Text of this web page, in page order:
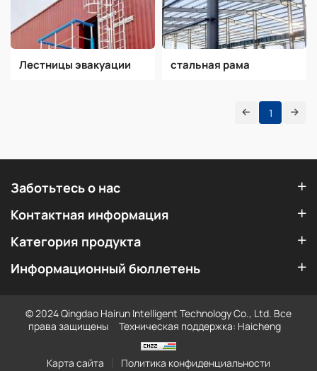
Лестницы эвакуации стальная рама
1
Заботьтесь о нас
Контактная информация
Категория продукта
Информационный бюллетень
© 2024 Qingdao Hairun Intelligent Technology Co., Ltd. Все
права защищены
Техническая поддержка: Haicheng
Карта сайта Политика конфиденциальности